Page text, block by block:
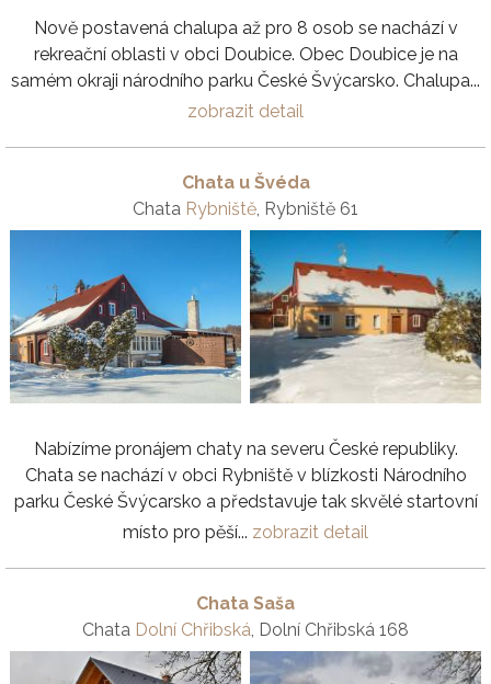
Nově postavená chalupa až pro 8 osob se nachází v
rekreační oblasti v obci Doubice. Obec Doubice je na
samém okraji národního parku České Švýcarsko. Chalupa...
zobrazit detail
Chata u Švéda
Chata Rybniště, Rybniště 61
Nabízíme pronájem chaty na severu České republiky.
Chata se nachází v obci Rybniště v blízkosti Národního
parku České Švýcarsko a představuje tak skvělé startovní
místo pro pěší... zobrazit detail
Chata Saša
Chata Dolní Chřibská, Dolní Chřibská 168